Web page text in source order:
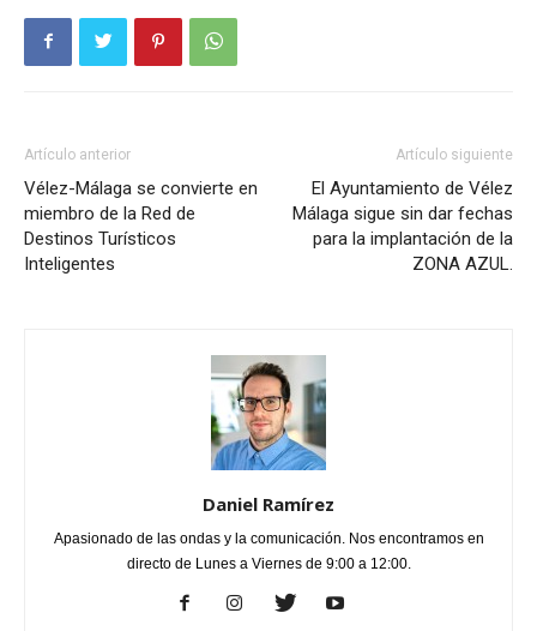
Artículo anterior
Vélez-Málaga se convierte en
miembro de la Red de
Destinos Turísticos
Inteligentes
Artículo siguiente
El Ayuntamiento de Vélez
Málaga sigue sin dar fechas
para la implantación de la
ZONA AZUL.
Daniel Ramírez
Apasionado de las ondas y la comunicación. Nos encontramos en
directo de Lunes a Viernes de 9:00 a 12:00.